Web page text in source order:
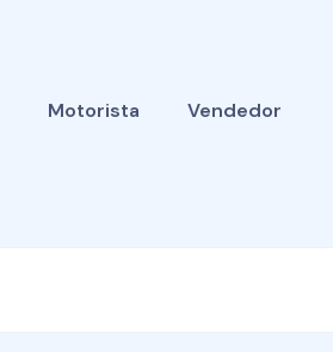
Motorista Vendedor